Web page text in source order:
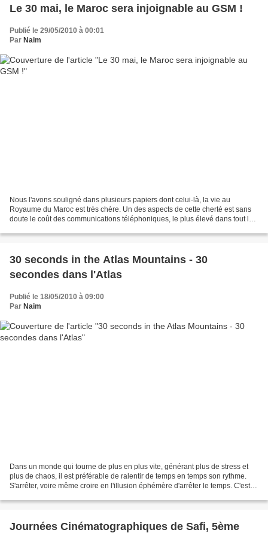
Le 30 mai, le Maroc sera injoignable au GSM !
Publié le 29/05/2010 à 00:01
Par Naim
Nous l'avons souligné dans plusieurs papiers dont celui-là, la vie au
Royaume du Maroc est très chère. Un des aspects de cette cherté est sans
doute le coût des communications téléphoniques, le plus élevé dans tout le
30 seconds in the Atlas Mountains - 30
secondes dans l'Atlas
Publié le 18/05/2010 à 09:00
Par Naim
Dans un monde qui tourne de plus en plus vite, générant plus de stress et
plus de chaos, il est préférable de ralentir de temps en temps son rythme.
S'arrêter, voire même croire en l'illusion éphémère d'arrêter le temps. C'est
Journées Cinématographiques de Safi, 5ème